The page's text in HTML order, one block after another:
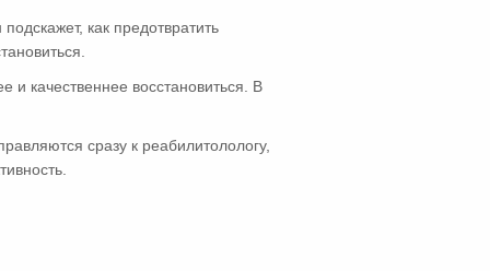
как предотвратить
качественнее восстановиться. В
сразу к реабилитолологу,